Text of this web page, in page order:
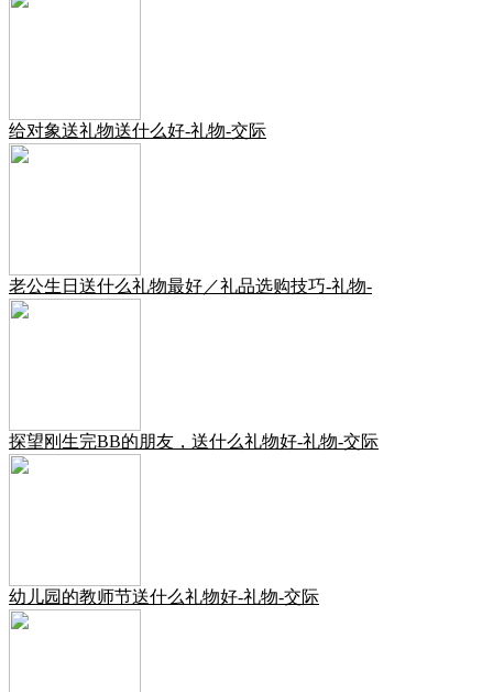
给对象送礼物送什么好-礼物-交际
老公生日送什么礼物最好／礼品选购技巧-礼物-
探望刚生完BB的朋友，送什么礼物好-礼物-交际
幼儿园的教师节送什么礼物好-礼物-交际